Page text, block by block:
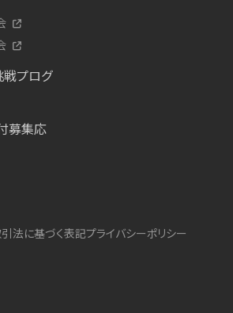
戦プログ
募集応
法に基づく表記プライバシーポリシー